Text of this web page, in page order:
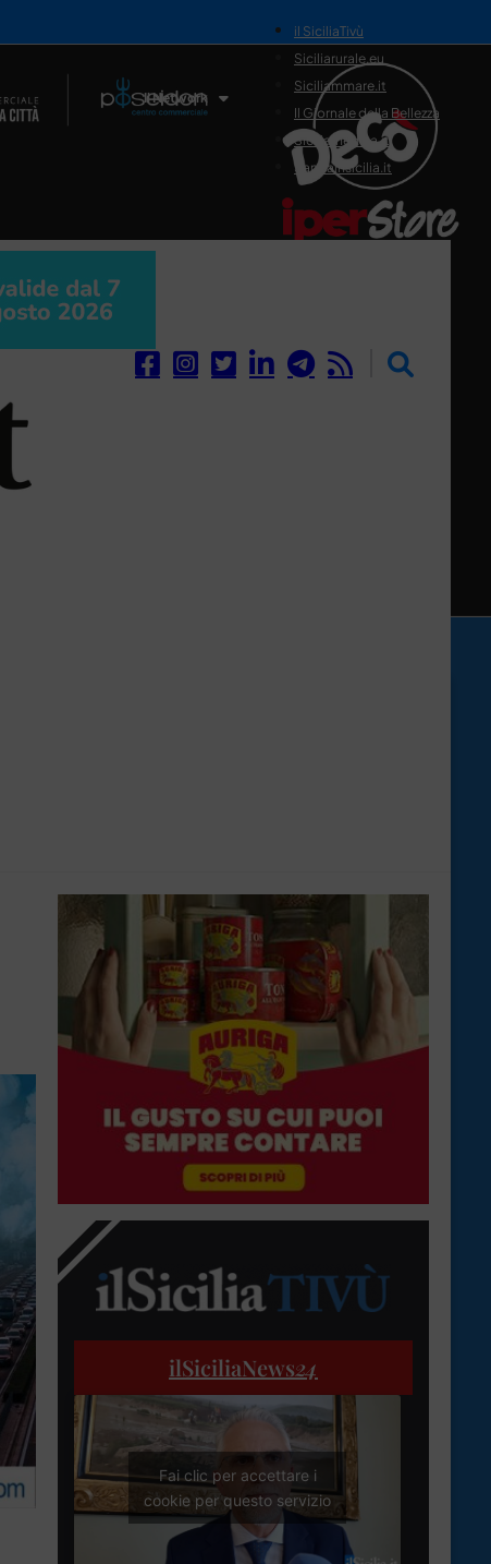
Il Network
il SiciliaTivù
Siciliarurale.eu
Siciliammare.it
Il Giornale della Bellezza
Siciliamedica.it
Sanitainsicilia.it
ilSiciliaNews24
Fai clic per accettare i
cookie per questo servizio